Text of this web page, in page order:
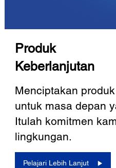
Produk
Keberlanjutan
Menciptakan
untuk masa depan
Itulah komitmen
lingkungan.
Pelajari Lebih Lanjut